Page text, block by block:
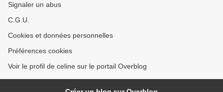
Signaler un abus
C.G.U.
Cookies et données personnelles
Préférences cookies
Voir le profil de celine sur le portail Overblog